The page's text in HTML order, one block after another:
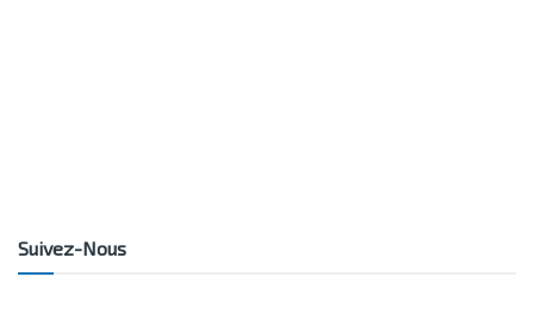
Suivez-Nous